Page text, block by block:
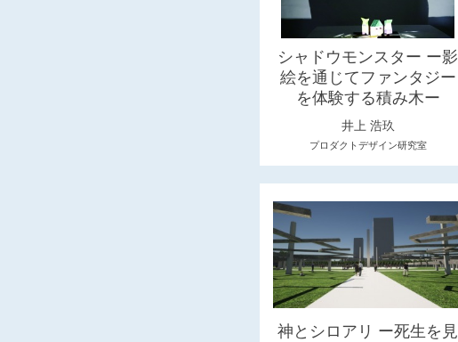
シャドウモンスター ー影
絵を通じてファンタジー
を体験する積み木ー
井上 浩玖
プロダクトデザイン研究室
神とシロアリ ー死生を見